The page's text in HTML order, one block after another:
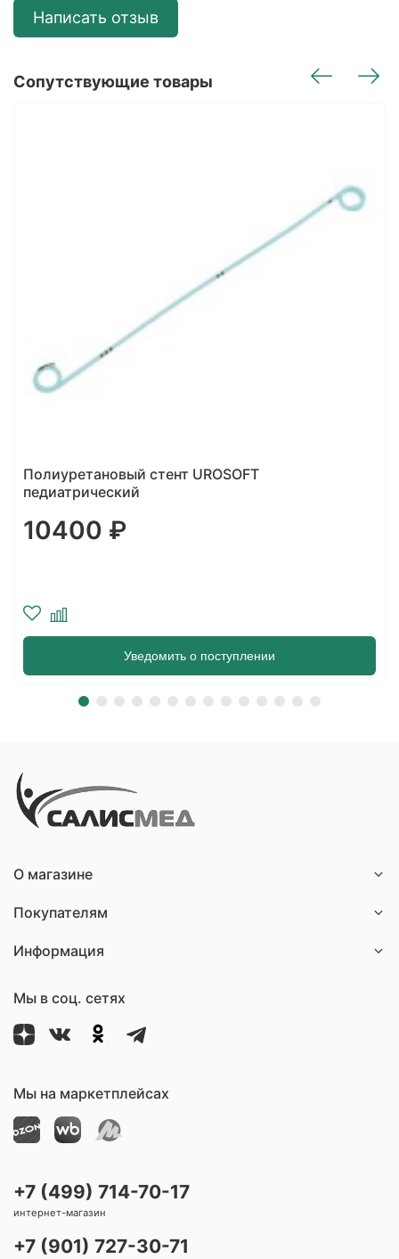
Написать отзыв
Сопутствующие товары
Мочеточниковый двухпетлевой стент Coloplast
Biosoft DUO тип О/О Простой толкатель
9930 ₽
Уведомить о поступлении
О магазине
Покупателям
Информация
Мы в соц. сетях
Мы на маркетплейсах
+7 (499) 714-70-17
интернет-магазин
+7 (901) 727-30-71